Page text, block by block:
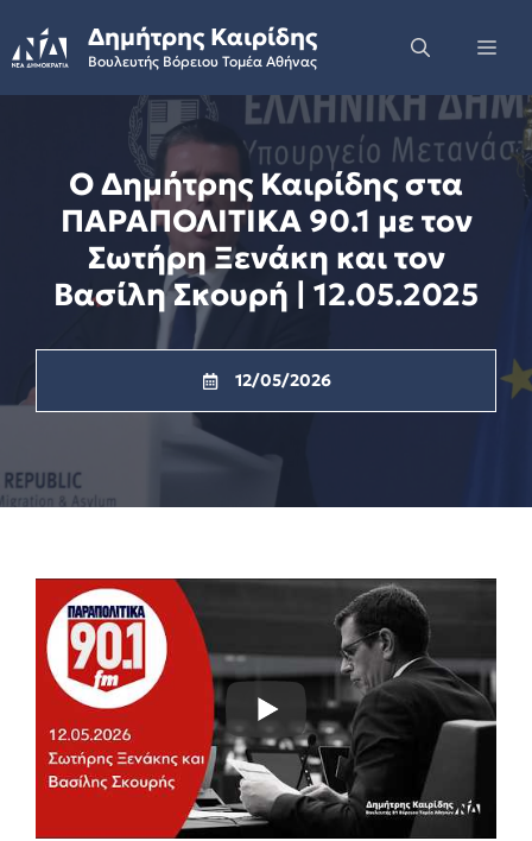
to
content
Δημήτρης Καιρίδης
Βουλευτής Βόρειου Τομέα Αθήνας
Ο Δημήτρης Καιρίδης στα
ΠΑΡΑΠΟΛΙΤΙΚΑ 90.1 με τον
Σωτήρη Ξενάκη και τον
Βασίλη Σκουρή | 12.05.2025
12/05/2026